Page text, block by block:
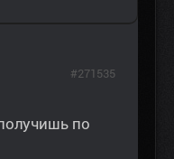
по
#271535